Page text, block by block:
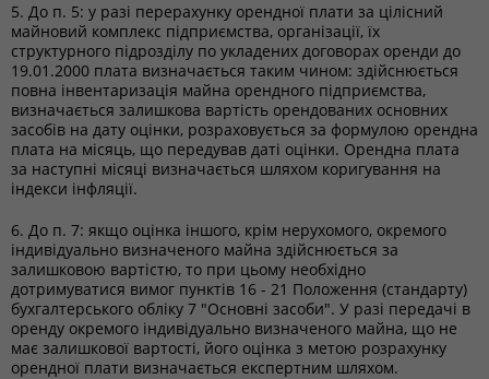
5. До п. 5: у разі перерахунку орендної плати за цілісний
майновий комплекс підприємства, організації, їх
структурного підрозділу по укладених договорах оренди до
19.01.2000 плата визначається таким чином: здійснюється
повна інвентаризація майна орендного підприємства,
визначається залишкова вартість орендованих основних
засобів на дату оцінки, розраховується за формулою орендна
плата на місяць, що передував даті оцінки. Орендна плата
за наступні місяці визначається шляхом коригування на
індекси інфляції.
6. До п. 7: якщо оцінка іншого, крім нерухомого, окремого
індивідуально визначеного майна здійснюється за
залишковою вартістю, то при цьому необхідно
дотримуватися вимог пунктів 16 - 21 Положення (стандарту)
бухгалтерського обліку 7 "Основні засоби". У разі передачі в
оренду окремого індивідуально визначеного майна, що не
має залишкової вартості, його оцінка з метою розрахунку
орендної плати визначається експертним шляхом.